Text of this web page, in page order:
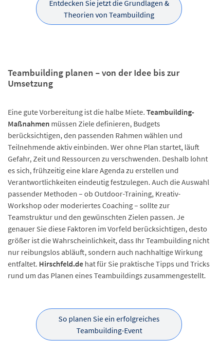
Entdecken Sie jetzt die Grundlagen &
Theorien von Teambuilding
Teambuilding planen – von der Idee bis zur
Umsetzung
Eine gute Vorbereitung ist die halbe Miete. Teambuilding-
Maßnahmen müssen Ziele definieren, Budgets
berücksichtigen, den passenden Rahmen wählen und
Teilnehmende aktiv einbinden. Wer ohne Plan startet, läuft
Gefahr, Zeit und Ressourcen zu verschwenden. Deshalb lohnt
es sich, frühzeitig eine klare Agenda zu erstellen und
Verantwortlichkeiten eindeutig festzulegen. Auch die Auswahl
passender Methoden – ob Outdoor-Training, Kreativ-
Workshop oder moderiertes Coaching – sollte zur
Teamstruktur und den gewünschten Zielen passen. Je
genauer Sie diese Faktoren im Vorfeld berücksichtigen, desto
größer ist die Wahrscheinlichkeit, dass Ihr Teambuilding nicht
nur reibungslos abläuft, sondern auch nachhaltige Wirkung
entfaltet. Hirschfeld.de hat für Sie praktische Tipps und Tricks
rund um das Planen eines Teambuildings zusammengestellt.
So planen Sie ein erfolgreiches
Teambuilding-Event